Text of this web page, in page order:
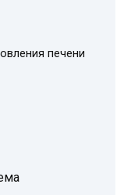
печени